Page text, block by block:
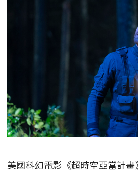
美國科幻電影《超時空亞當計